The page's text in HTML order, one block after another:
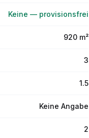
Keine — provisionsfrei
920 m²
3
1.5
Keine Angabe
2